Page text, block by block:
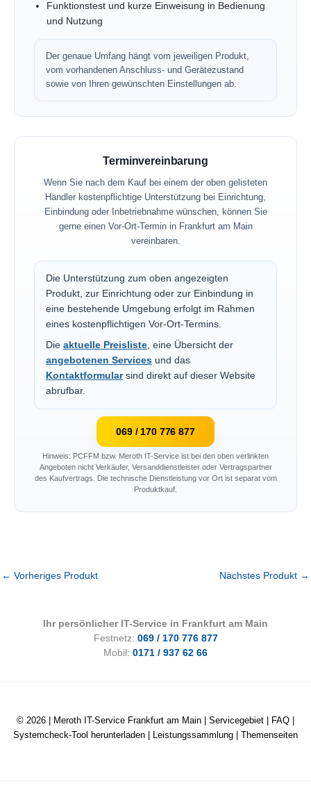
Funktionstest und kurze Einweisung in Bedienung
und Nutzung
Der genaue Umfang hängt vom jeweiligen Produkt,
vom vorhandenen Anschluss- und Gerätezustand
sowie von Ihren gewünschten Einstellungen ab.
Terminvereinbarung
Wenn Sie nach dem Kauf bei einem der oben gelisteten
Händler kostenpflichtige Unterstützung bei Einrichtung,
Einbindung oder Inbetriebnahme wünschen, können Sie
gerne einen Vor-Ort-Termin in Frankfurt am Main
vereinbaren.
Die Unterstützung zum oben angezeigten
Produkt, zur Einrichtung oder zur Einbindung in
eine bestehende Umgebung erfolgt im Rahmen
eines kostenpflichtigen Vor-Ort-Termins.
Die aktuelle Preisliste, eine Übersicht der
angebotenen Services und das
Kontaktformularsind direkt auf dieser Website
abrufbar.
069 / 170 776 877
Hinweis: PCFFM bzw. Meroth IT-Service ist bei den oben verlinkten
Angeboten nicht Verkäufer, Versanddienstleister oder Vertragspartner
des Kaufvertrags. Die technische Dienstleistung vor Ort ist separat vom
Produktkauf.
← Vorheriges Produkt Nächstes Produkt →
Ihr persönlicher IT-Service in Frankfurt am Main
Festnetz: 069 / 170 776 877
Mobil: 0171 / 937 62 66
© 2026 | Meroth IT-Service Frankfurt am Main Servicegebiet FAQ
Systemcheck-Tool herunterladen
Leistungssammlung Themenseiten